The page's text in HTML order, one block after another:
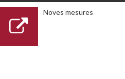
Noves mesures